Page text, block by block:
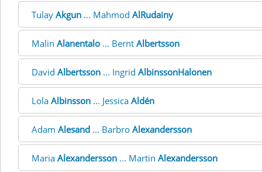
Tulay Akgun ... Mahmod AlRudainy
Malin Alanentalo ... Bernt Albertsson
David Albertsson ... Ingrid AlbinssonHalonen
Lola Albinsson ... Jessica Aldén
Adam Alesand ... Barbro Alexandersson
Maria Alexandersson ... Martin Alexandersson